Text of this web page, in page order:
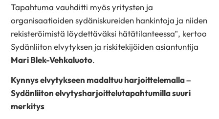
Tapahtuma vauhditti myös yritysten ja
organisaatioiden sydäniskureiden hankintoja ja niiden
rekisteröimistä löydettäväksi hätätilanteessa”, kertoo
Sydänliiton elvytyksen ja riskitekijöiden asiantuntija
Mari Blek-Vehkaluoto.
Kynnys elvytykseen madaltuu harjoittelemalla –
Sydänliiton elvytysharjoittelutapahtumilla suuri
merkitys